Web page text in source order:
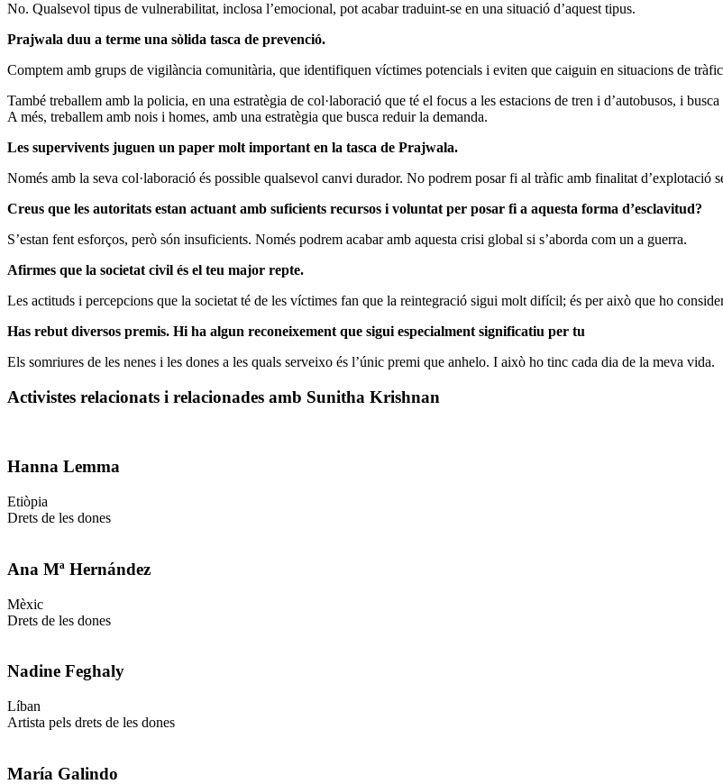
No. Qualsevol tipus de vulnerabilitat, inclosa l’emocional, pot acabar traduint-se en una situació d’aquest tipus.
Prajwala duu a terme una sòlida tasca de prevenció.
Comptem amb grups de vigilància comunitària, que identifiquen víctimes potencials i eviten que caiguin en situacions de
També treballem amb la policia, en una estratègia de col·laboració que té el focus a les estacions de tren i d’autobusos, i
A més, treballem amb nois i homes, amb una estratègia que busca reduir la demanda.
Les supervivents juguen un paper molt important en la tasca de Prajwala.
Només amb la seva col·laboració és possible qualsevol canvi durador. No podrem posar fi al tràfic amb finalitat d’explotació
Creus que les autoritats estan actuant amb suficients recursos i voluntat per posar fi a aquesta forma d’esclavitud?
S’estan fent esforços, però són insuficients. Només podrem acabar amb aquesta crisi global si s’aborda com un a guerra.
Afirmes que la societat civil és el teu major repte.
Les actituds i percepcions que la societat té de les víctimes fan que la reintegració sigui molt difícil; és per això que ho
Has rebut diversos premis. Hi ha algun reconeixement que sigui especialment significatiu per tu
Els somriures de les nenes i les dones a les quals serveixo és l’únic premi que anhelo. I això ho tinc cada dia de la meva vida.
Activistes relacionats i relacionades amb Sunitha Krishnan
Hanna Lemma
Etiòpia
Drets de les dones
Ana Mª Hernández
Mèxic
Drets de les dones
Nadine Feghaly
Líban
Artista pels drets de les dones
María Galindo